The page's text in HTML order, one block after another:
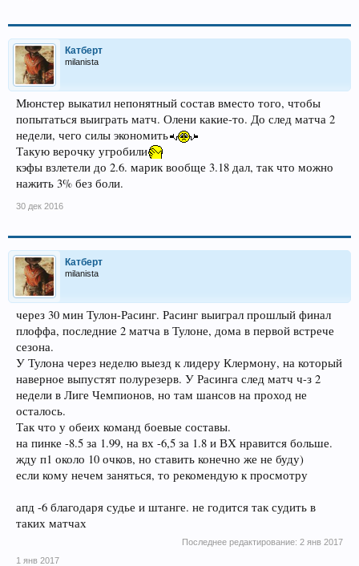
Катберт
milanista
Мюнстер выкатил непонятный состав вместо того, чтобы
попытаться выиграть матч. Олени какие-то. До след матча 2
недели, чего силы экономить
Такую верочку угробили
кэфы взлетели до 2.6. марик вообще 3.18 дал, так что можно
нажить 3% без боли.
30 дек 2016
Катберт
milanista
через 30 мин Тулон-Расинг. Расинг выиграл прошлый финал
плоффа, последние 2 матча в Тулоне, дома в первой встрече
сезона.
У Тулона через неделю выезд к лидеру Клермону, на который
наверное выпустят полурезерв. У Расинга след матч ч-з 2
недели в Лиге Чемпионов, но там шансов на проход не
осталось.
Так что у обеих команд боевые составы.
на пинке -8.5 за 1.99, на вх -6,5 за 1.8 и ВХ нравится больше.
жду п1 около 10 очков, но ставить конечно же не буду)
если кому нечем заняться, то рекомендую к просмотру
апд -6 благодаря судье и штанге. не годится так судить в
таких матчах
Последнее редактирование: 2 янв 2017
1 янв 2017